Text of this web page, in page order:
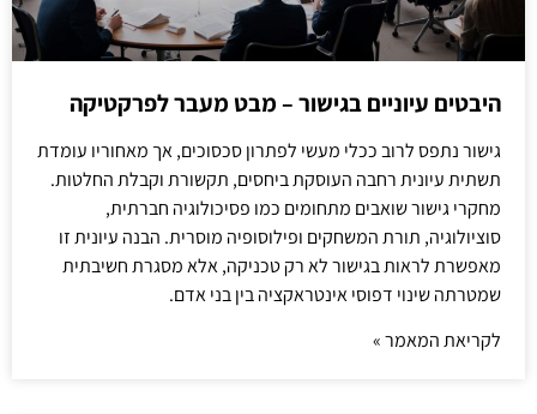
היבטים עיוניים בגישור – מבט מעבר לפרקטיקה
גישור נתפס לרוב ככלי מעשי לפתרון סכסוכים, אך מאחוריו עומדת
תשתית עיונית רחבה העוסקת ביחסים, תקשורת וקבלת החלטות.
מחקרי גישור שואבים מתחומים כמו פסיכולוגיה חברתית,
סוציולוגיה, תורת המשחקים ופילוסופיה מוסרית. הבנה עיונית זו
מאפשרת לראות בגישור לא רק טכניקה, אלא מסגרת חשיבתית
שמטרתה שינוי דפוסי אינטראקציה בין בני אדם.
לקריאת המאמר »